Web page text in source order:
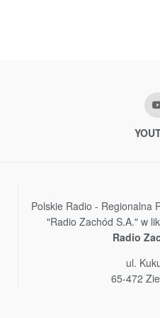
Polskie Radio - Regionalna
"Radio Zachód S.A." w
Radio
ul.
65-472